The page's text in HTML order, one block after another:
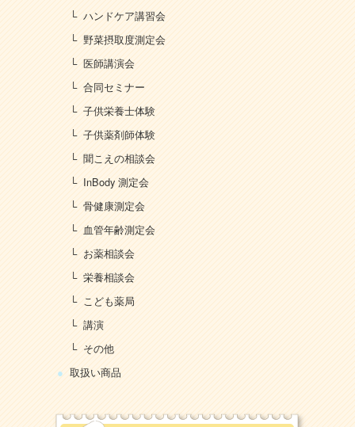
ハンドケア講習会
野菜摂取度測定会
医師講演会
合同セミナー
子供栄養士体験
子供薬剤師体験
聞こえの相談会
InBody 測定会
骨健康測定会
血管年齢測定会
お薬相談会
栄養相談会
こども薬局
講演
その他
取扱い商品